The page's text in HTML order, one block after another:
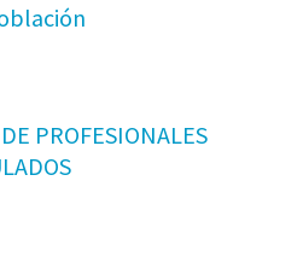
PROFESIONALES